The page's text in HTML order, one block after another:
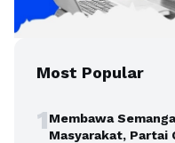
Most Popular
1Membawa
Masyarakat, Partai